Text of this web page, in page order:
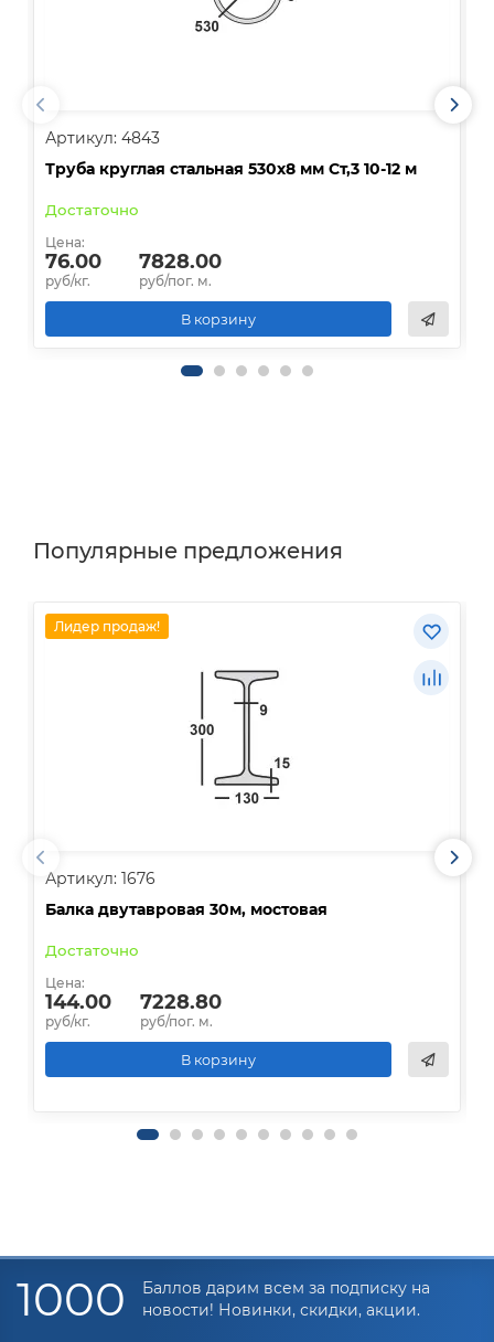
Артикул: 4843
Труба круглая стальная 530х8 мм Ст,3 10-12 м
Достаточно
Цена:
76.00
руб/кг.
7828.00
руб/пог. м.
В корзину
Популярные предложения
Лидер продаж!
Артикул: 1676
Балка двутавровая 30м, мостовая
Достаточно
Цена:
144.00
руб/кг.
7228.80
руб/пог. м.
В корзину
1000
Баллов дарим всем за подписку на
новости! Новинки, скидки, акции.